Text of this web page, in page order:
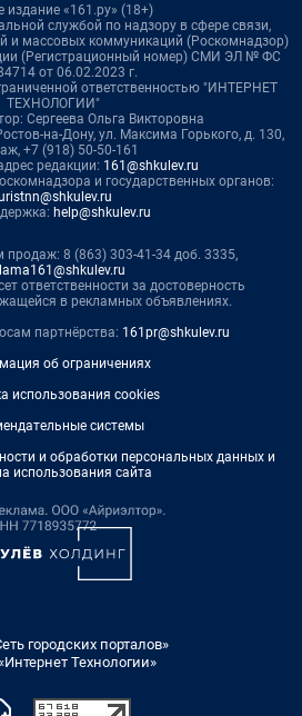
издание «161.ру» (18+)
службой по надзору в сфере связи,
и массовых коммуникаций (Роскомнадзор)
(Регистрационный номер) СМИ ЭЛ № ФС
от 06.02.2023 г.
ответственностью "ИНТЕРНЕТ
ТЕХНОЛОГИИ"
Сергеева Ольга Викторовна
на-Дону, ул. Максима Горького, д. 130,
+7 (918) 50-50-161
редакции: 161@shkulev.ru
и государственных органов:
help@shkulev.ru
продаж: 8 (863) 303-41-34 доб. 3335,
ответственности за достоверность
в рекламных объявлениях.
партнёрства: 161pr@shkulev.ru
об ограничениях
использования cookies
системы
и обработки персональных данных и
использования сайта
городских порталов»
Технологии»